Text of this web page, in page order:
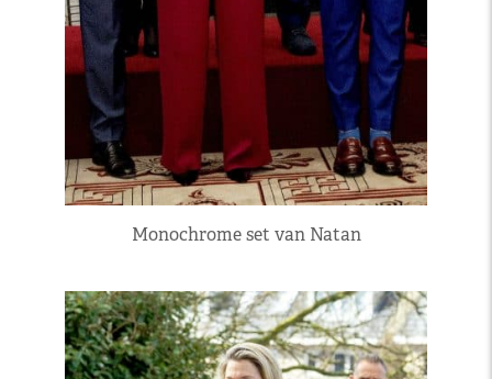
Monochrome set van Natan